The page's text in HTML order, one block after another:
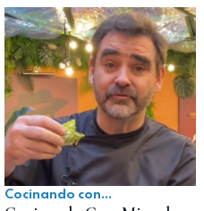
Cocinando con...